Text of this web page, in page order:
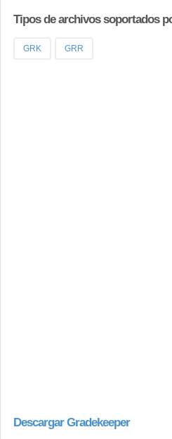
Tipos de archivos soportados
GRK GRR
Descargar Gradekeeper